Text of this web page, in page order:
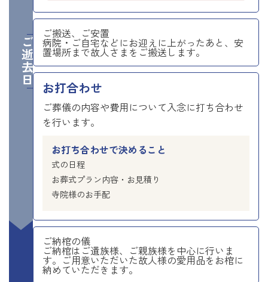
ご逝去日 ご搬送、ご安置
病院・ご自宅などにお迎えに上がったあと、安
置場所まで故人さまをご搬送します。
お打合わせ
ご葬儀の内容や費用について入念に打ち合わせ
を行います。
お打ち合わせで決めること
式の日程
お葬式プラン内容・お見積り
寺院様のお手配
ご納棺の儀
ご納棺はご遺族様、ご親族様を中心に行いま
す。ご用意いただいた故人様の愛用品をお棺に
納めていただきます。